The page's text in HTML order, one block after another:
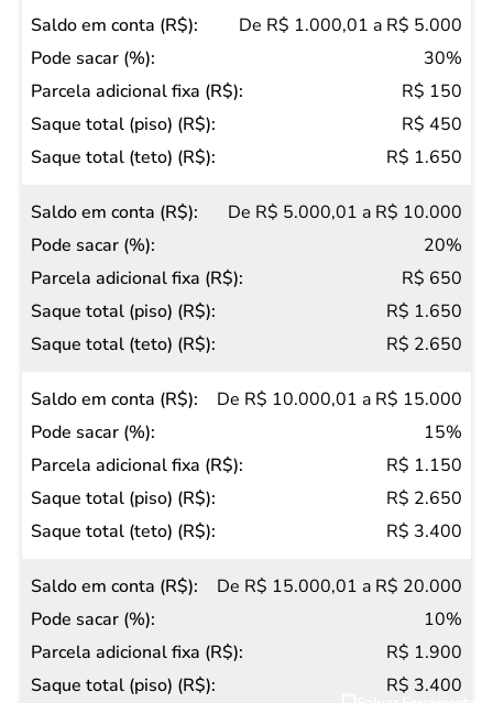
total
(piso)
(R$)
Saque
(R$)
De R$ 1.000,01 a R$ 5.000
30%
R$ 150
R$ 450
R$ 1.650
De R$ 5.000,01 a R$ 10.000
20%
R$ 650
R$ 1.650
R$ 2.650
De R$ 10.000,01 a R$ 15.000
15%
R$ 1.150
R$ 2.650
R$ 3.400
De R$ 15.000,01 a R$ 20.000
10%
R$ 1.900
R$ 3.400